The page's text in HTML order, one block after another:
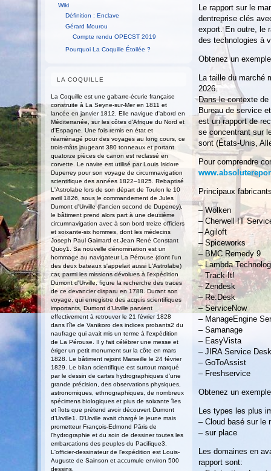
Wiki
Définition : Enclave
Gérard Mourou
Compte rendu OPECST 2019
Pourquoi La Coquille Étoilée ?
LA COQUILLE
La Coquille est une gabarre-écurie française
construite à La Seyne-sur-Mer en 1811 et
lancée en janvier 1812. Elle navigue d'abord en
Méditerranée, sur les côtes d'Afrique du Nord et
d'Espagne. Une fois remis en état et
réaménagé pour des voyages au long cours, ce
trois-mâts jaugeant 380 tonneaux et portant
quatorze pièces de canon est reclassé en
corvette. Le navire est utilisé par Louis Isidore
Duperrey pour son voyage de circumnavigation
scientifique des années 1822–1825. Rebaptisé
L'Astrolabe lors de son départ de Toulon le 10
avril 1826, sous le commandement de Jules
Dumont d'Urville (l'ancien second de Duperrey),
le bâtiment prend alors part à une deuxième
circumnavigation avec à son bord treize officiers
et soixante-six hommes, dont les médecins
Joseph Paul Gaimard et Jean René Constant
Quoy1. Sa nouvelle dénomination est un
hommage au navigateur La Pérouse (dont l'un
des deux bateaux s'appelait aussi L'Astrolabe)
car, parmi les missions dévolues à l'expédition
Dumont d'Urville, figure la recherche des traces
de ce devancier disparu en 1788. Durant son
voyage, qui enregistre des acquis scientifiques
importants, Dumont d'Urville parvient
effectivement à retrouver le 21 février 1828
dans l’île de Vanikoro des indices probants2 du
naufrage qui avait mis un terme à l'expédition
de La Pérouse. Il y fait célébrer une messe et
ériger un petit monument sur la côte en mars
1828. Le bâtiment rejoint Marseille le 24 février
1829. Le bilan scientifique est surtout marqué
par le dessin de cartes hydrographiques d’une
grande précision, des observations physiques,
astronomiques, ethnographiques, de nombreux
spécimens biologiques et plus de soixante îles
et îlots que prétend avoir découvert Dumont
d’Urville1. D'Urville avait chargé le jeune mais
prometteur François-Edmond Pâris de
l'hydrographie et du soin de dessiner toutes les
embarcations des peuples du Pacifique3.
L'officier-dessinateur de l'expédition est Louis-
Auguste de Sainson et accumule environ 500
dessins.
Le rapport sur le
dentreprise clés
export. En outre, le
des technologies à
Obtenez un
La taille du marché
2026.
Dans le contexte de
Bureau de service
est un rapport de
se concentrant sur
sont (États-Unis,
Pour comprendre
Principaux
– Wolken
– Cherwell IT
– Agiloft
– Spiceworks
– BMC Remedy 9
– Lambda
– Track-It!
– Zendesk
– Re:Desk
– ServiceNow
– ManageEngine
– Samanage
– EasyVista
– JIRA Service Desk
– GoToAssist
– Freshservice
Obtenez un
Les types les plus
– Cloud basé sur le
– sur place
Les domaines en
rapport sont: